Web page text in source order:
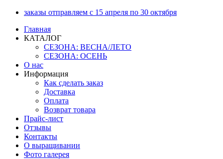
Перейти
содержимому
заказы отправляем с 15 апреля по 30 октября
Главная
КАТАЛОГ
СЕЗОНА: ВЕСНА/ЛЕТО
СЕЗОНА: ОСЕНЬ
О нас
Информация
Как сделать заказ
Доставка
Оплата
Возврат товара
Прайс-лист
Отзывы
Контакты
О выращивании
Фото галерея